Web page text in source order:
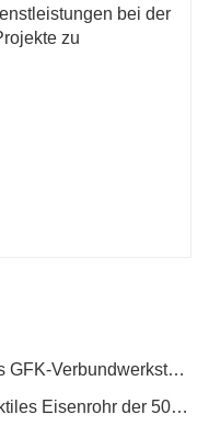
bei der
zu
vorherige : Schachtabdeckung aus GFK-Verbundwerkstoff zum Fabrikpreis
nächste : Epoxidbeschichtetes duktiles Eisenrohr der 500-mm-Klasse